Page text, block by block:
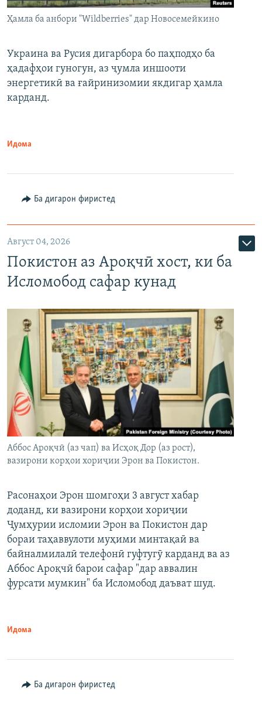
Ҳамла ба анбори "Wildberries" дар Новосемейкино
Украина ва Русия дигарбора бо паҳподҳо ба
ҳадафҳои гуногун, аз ҷумла иншооти
энергетикӣ ва ғайринизомии якдигар ҳамла
карданд.
Идома
Ба дигарон фиристед
Август 04, 2026
Покистон аз Ароқчӣ хост, ки ба
Исломобод сафар кунад
Аббос Ароқчӣ (аз чап) ва Исҳоқ Дор (аз рост),
вазирони корҳои хориҷии Эрон ва Покистон.
Расонаҳои Эрон шомгоҳи 3 август хабар
доданд, ки вазирони корҳои хориҷии
Ҷумҳурии исломии Эрон ва Покистон дар
бораи таҳаввулоти муҳими минтақаӣ ва
байналмилалӣ телефонӣ гуфтугӯ карданд ва аз
Аббос Ароқчӣ барои сафар "дар аввалин
фурсати мумкин" ба Исломобод даъват шуд.
Идома
Ба дигарон фиристед